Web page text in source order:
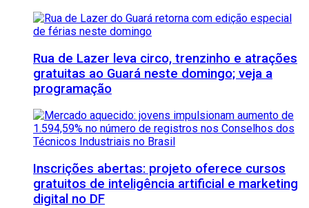
Rua de Lazer leva circo, trenzinho e atrações
gratuitas ao Guará neste domingo; veja a
programação
Inscrições abertas: projeto oferece cursos
gratuitos de inteligência artificial e marketing
digital no DF